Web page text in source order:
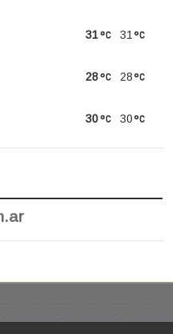
31
31
28
28
30
30